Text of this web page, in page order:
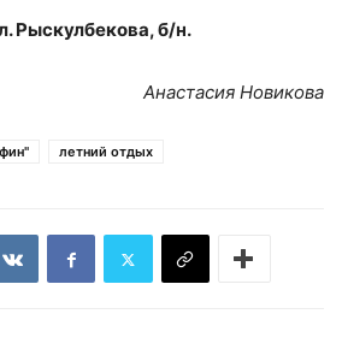
Рыскулбекова, б/н.
Анастасия Новикова
летний отдых